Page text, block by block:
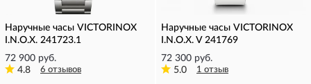
Наручные часы VICTORINOX
I.N.O.X. 241723.1
72 900 руб.
4.8
6 отзывов
Наручные часы VICTORINOX
I.N.O.X. V 241769
72 300 руб.
5.0
1 отзыв